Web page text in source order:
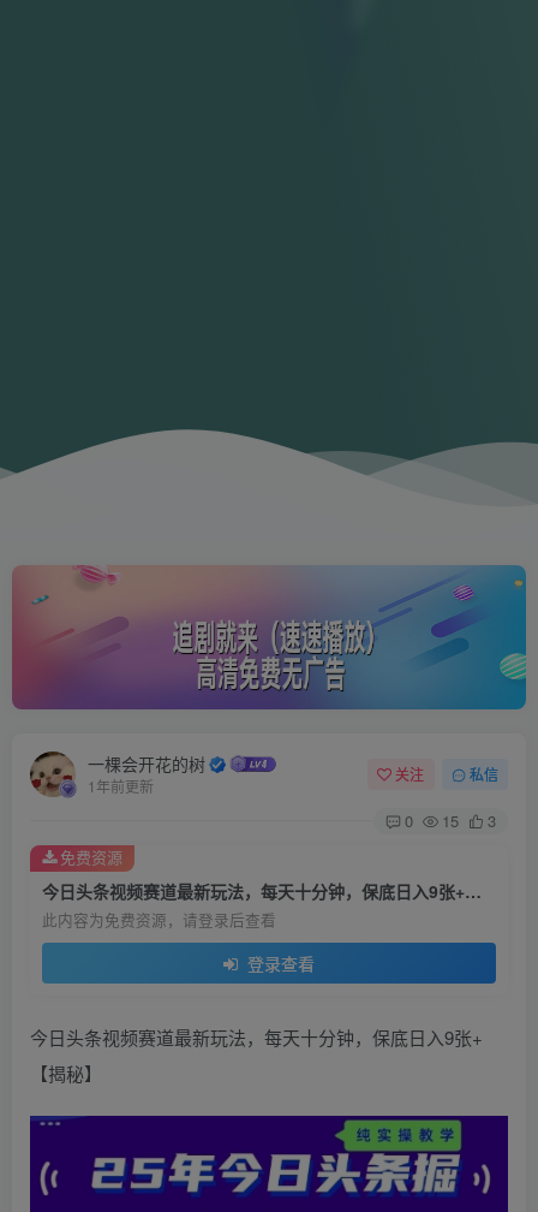
一棵会开花的树
1年前更新
关注 私信
0 15 3
今日头条视频赛道最新玩法，每天十分钟，保底日入9张+【揭秘】
此内容为免费资源，请登录后查看
登录查看
免费资源
今日头条视频赛道最新玩法，每天十分钟，保底日入9张+
【揭秘】